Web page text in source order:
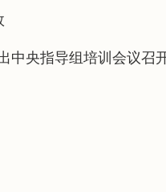
中央指导组培训会议召